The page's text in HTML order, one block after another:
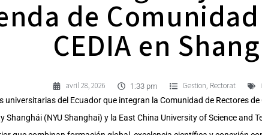
de
CEDIA en
avril 28, 2026 1:33 pm Gestion, Rectorat
universitarias del Ecuador que integran la Comunidad de Rectores
Shanghái (NYU Shanghai) y la East China University of Science and